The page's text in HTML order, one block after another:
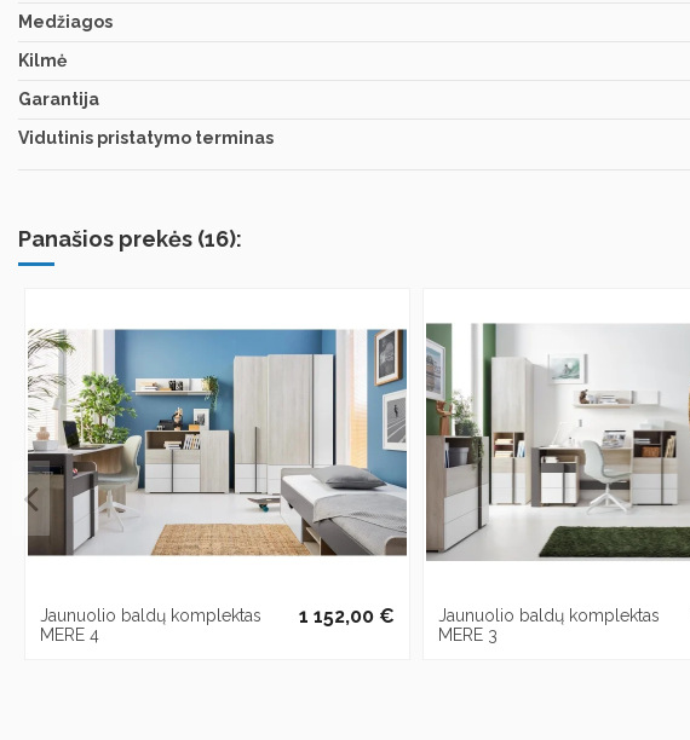
Medžiagos
Kilmė
Garantija
Vidutinis pristatymo terminas
Panašios prekės (16):
Jaunuolio baldų komplektas
MERE 4
1 152,00 €
Jaunuolio baldų komplektas
MERE 3